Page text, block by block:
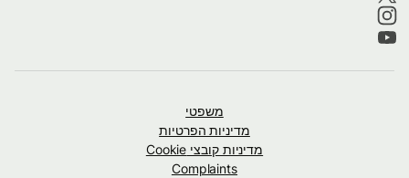
משפטי
מדיניות הפרטיות
מדיניות קובצי Cookie
Complaints